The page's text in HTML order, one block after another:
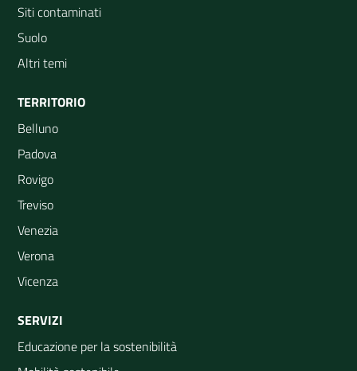
Siti contaminati
Suolo
Altri temi
TERRITORIO
Belluno
Padova
Rovigo
Treviso
Venezia
Verona
Vicenza
SERVIZI
Educazione per la sostenibilità